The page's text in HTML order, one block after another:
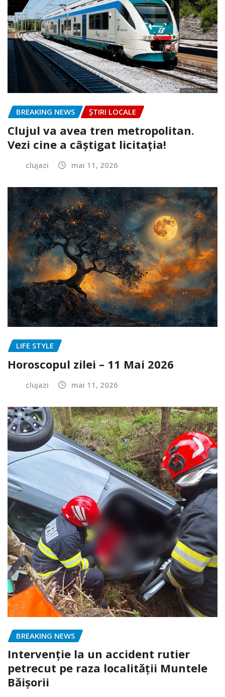
BREAKING NEWS ȘTIRI LOCALE
Clujul va avea tren metropolitan.
Vezi cine a câștigat licitația!
clujazi mai 11, 2026
LIFE STYLE
Horoscopul zilei – 11 Mai 2026
clujazi mai 11, 2026
BREAKING NEWS
Intervenție la un accident rutier
petrecut pe raza localității Muntele
Băișorii